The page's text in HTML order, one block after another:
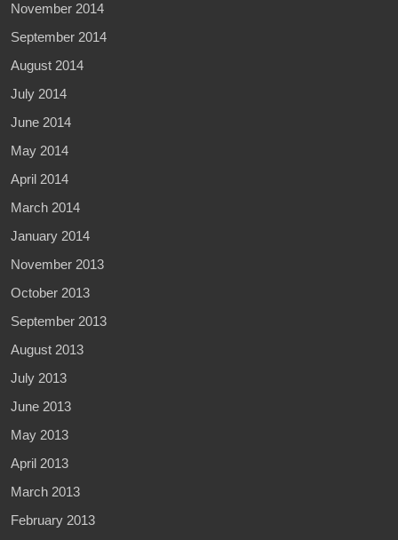
November 2014
September 2014
August 2014
July 2014
June 2014
May 2014
April 2014
March 2014
January 2014
November 2013
October 2013
September 2013
August 2013
July 2013
June 2013
May 2013
April 2013
March 2013
February 2013